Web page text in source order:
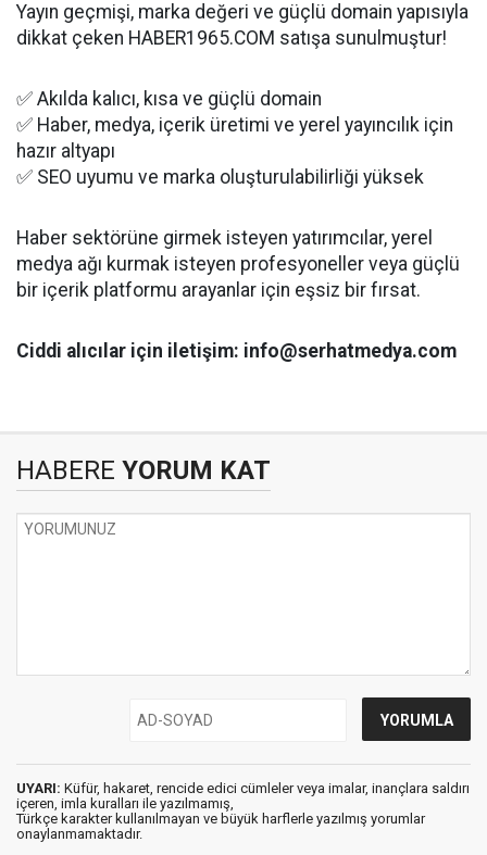
Yayın geçmişi, marka değeri ve güçlü domain yapısıyla
dikkat çeken HABER1965.COM satışa sunulmuştur!
✅ Akılda kalıcı, kısa ve güçlü domain
✅ Haber, medya, içerik üretimi ve yerel yayıncılık için
hazır altyapı
✅ SEO uyumu ve marka oluşturulabilirliği yüksek
Haber sektörüne girmek isteyen yatırımcılar, yerel
medya ağı kurmak isteyen profesyoneller veya güçlü
bir içerik platformu arayanlar için eşsiz bir fırsat.
Ciddi alıcılar için iletişim: info@serhatmedya.com
HABERE YORUM KAT
UYARI: Küfür, hakaret, rencide edici cümleler veya imalar, inançlara saldırı
içeren, imla kuralları ile yazılmamış,
Türkçe karakter kullanılmayan ve büyük harflerle yazılmış yorumlar
onaylanmamaktadır.